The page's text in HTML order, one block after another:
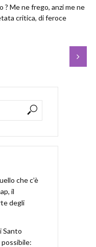
? Me ne frego, anzi me ne
critica, di feroce
che c’è
il
degli
Santo
possibile: